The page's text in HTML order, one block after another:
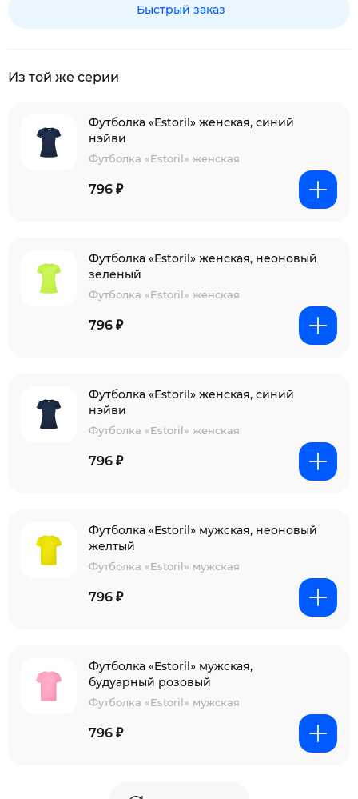
Быстрый заказ
Из той же серии
Футболка «Estoril» женская, синий
нэйви
Футболка «Estoril» женская
796 ₽
Футболка «Estoril» женская, неоновый
зеленый
Футболка «Estoril» женская
796 ₽
Футболка «Estoril» женская, синий
нэйви
Футболка «Estoril» женская
796 ₽
Футболка «Estoril» мужская, неоновый
желтый
Футболка «Estoril» мужская
796 ₽
Футболка «Estoril» мужская,
будуарный розовый
Футболка «Estoril» мужская
796 ₽